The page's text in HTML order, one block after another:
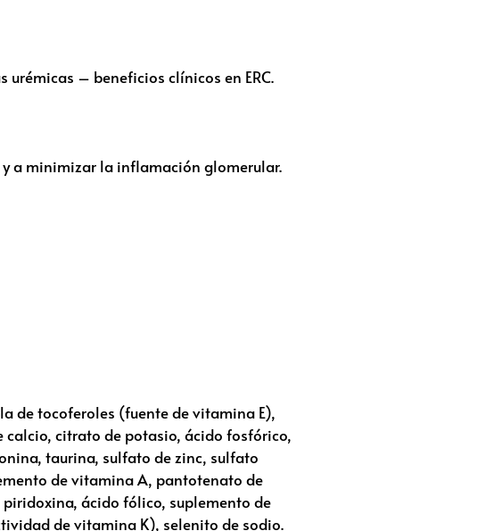
– beneficios clínicos en ERC.
a minimizar la inflamación glomerular.
de tocoferoles (fuente de vitamina E),
citrato de potasio, ácido fosfórico,
taurina, sulfato de zinc, sulfato
de vitamina A, pantotenato de
ácido fólico, suplemento de
de vitamina K), selenito de sodio.